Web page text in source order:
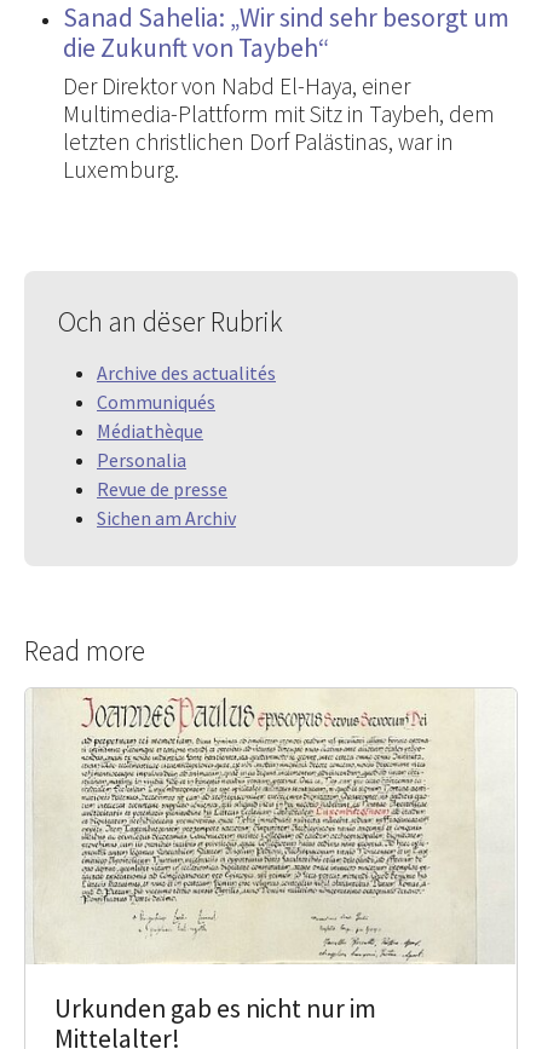
Sanad Sahelia: „Wir sind sehr besorgt um
die Zukunft von Taybeh“
Der Direktor von Nabd El-Haya, einer
Multimedia-Plattform mit Sitz in Taybeh, dem
letzten christlichen Dorf Palästinas, war in
Luxemburg.
Och an dëser Rubrik
Archive des actualités
Communiqués
Médiathèque
Personalia
Revue de presse
Sichen am Archiv
Read more
Urkunden gab es nicht nur im
Mittelalter!